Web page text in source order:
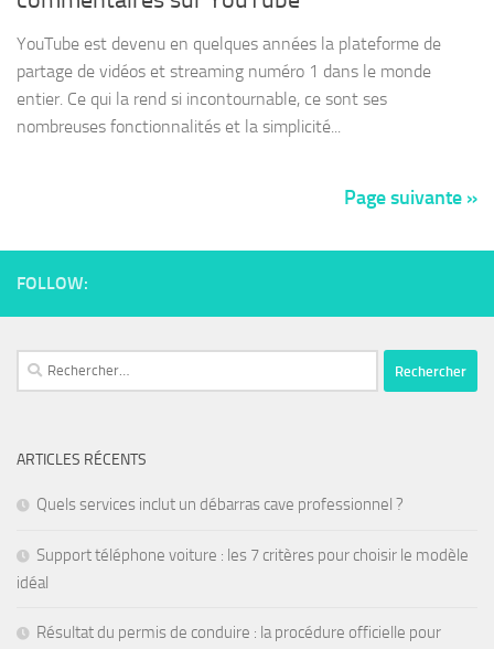
YouTube est devenu en quelques années la plateforme de
partage de vidéos et streaming numéro 1 dans le monde
entier. Ce qui la rend si incontournable, ce sont ses
nombreuses fonctionnalités et la simplicité...
Page suivante »
FOLLOW:
ARTICLES RÉCENTS
Quels services inclut un débarras cave professionnel ?
Support téléphone voiture : les 7 critères pour choisir le modèle
idéal
Résultat du permis de conduire : la procédure officielle pour